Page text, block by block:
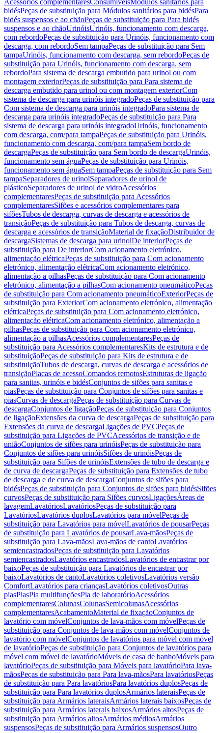
Acessórios complementaresConsumíveisMódulos sanitários para
bidésPeças de substituição para Módulos sanitários para bidésPara
bidés suspensos e ao chãoPeças de substituição para Para bidés
suspensos e ao chãoUrinóisUrinóis, funcionamento com descarga,
com rebordoPeças de substituição para Urinóis, funcionamento com
descarga, com rebordoSem tampaPeças de substituição para Sem
tampaUrinóis, funcionamento com descarga, sem rebordoPeças de
substituição para Urinóis, funcionamento com descarga, sem
rebordoPara sistema de descarga embutido para urinol ou com
montagem exteriorPeças de substituição para Para sistema de
descarga embutido para urinol ou com montagem exteriorCom
sistema de descarga para urinóis integradoPeças de substituição para
Com sistema de descarga para urinóis integradoPara sistema de
descarga para urinóis integradoPeças de substituição para Para
sistema de descarga para urinóis integradoUrinóis, funcionamento
com descarga, com/para tampaPeças de substituição para Urinóis,
funcionamento com descarga, com/para tampaSem bordo de
descargaPeças de substituição para Sem bordo de descargaUrinóis,
funcionamento sem águaPeças de substituição para Urinóis,
funcionamento sem águaSem tampaPeças de substituição para Sem
tampaSeparadores de urinolSeparadores de urinol de
plásticoSeparadores de urinol de vidroAcessórios
complementaresPeças de substituição para Acessórios
complementaresSifões e acessórios complementares para
sifõesTubos de descarga, curvas de descarga e acessórios de
transiçãoPeças de substituição para Tubos de descarga, curvas de
descarga e acessórios de transiçãoMaterial de fixaçãoDistribuidor de
descargaSistemas de descarga para urinolDe interiorPeças de
substituição para De interiorCom acionamento eletrónico,
alimentação elétricaPeças de substituição para Com acionamento
eletrónico, alimentação elétricaCom acionamento eletrónico,
alimentação a pilhasPeças de substituição para Com acionamento
eletrónico, alimentação a pilhasCom acionamento pneumáticoPeças
de substituição para Com acionamento pneumáticoExteriorPeças de
substituição para ExteriorCom acionamento eletrónico, alimentação
elétricaPeças de substituição para Com acionamento eletrónico,
alimentação elétricaCom acionamento eletrónico, alimentação a
pilhasPeças de substituição para Com acionamento eletrónico,
alimentação a pilhasAcessórios complementaresPeças de
substituição para Acessórios complementaresKits de estrutura e de
substituiçãoPeças de substituição para Kits de estrutura e de
substituiçãoTubos de descarga, curvas de descarga e acessórios de
transiçãoPlacas de acessoComandos remotosEstruturas de ligação
para sanitas, urinóis e bidésConjuntos de sifões para sanitas e
piasPeças de substituição para Conjuntos de sifões para sanitas e
piasCurvas de descargaPeças de substituição para Curvas de
descargaConjuntos de ligaçãoPeças de substituição para Conjuntos
de ligaçãoExtensões da curva de descargaPeças de substituição para
Extensões da curva de descargaLigações de PVCPeças de
substituição para Ligações de PVCAcessórios de transição e de
uniãoConjuntos de sifões para urinóisPeças de substituição para
Conjuntos de sifões para urinóisSifões de urinóisPeças de
substituição para Sifões de urinóisExtensões de tubo de descarga e
de curva de descargaPeças de substituição para Extensões de tubo
de descarga e de curva de descargaConjuntos de sifões para
bidésPeças de substituição para Conjuntos de sifões para bidésSifões
curvosPeças de substituição para Sifões curvosLigaçõesÁreas de
lavagemLavatóriosLavatóriosPeças de substituição para
LavatóriosLavatórios duplosLavatórios para móvelPeças de
substituição para Lavatórios para móvelLavatórios de pousarPeças
de substituição para Lavatórios de pousarLava-mãosPeças de
substituição para Lava-mãosLava-mãos de cantoLavatórios
semiencastradosPeças de substituição para Lavatórios
semiencastradosLavatórios encastradosLavatórios de encastrar por
baixoPeças de substituição para Lavatórios de encastrar por
baixoLavatórios de cantoLavatórios coletivosLavatórios versão
ComfortLavatórios para criançasLavatórios coletivosOutras
piasPiasPia multifunçõesPia de laboratórioAcessórios
complementaresColunasColunasSemicolunasAcessórios
complementaresAcabamentoMaterial de fixaçãoConjuntos de
lavatório com móvelConjuntos de lava-mãos com móvelPeças de
substituição para Conjuntos de lava-mãos com móvelConjuntos de
lavatório com móvelConjuntos de lavatórios para móvel com móvel
de lavatórioPeças de substituição para Conjuntos de lavatórios para
móvel com móvel de lavatórioMóveis de casa de banhoMóveis para
lavatórioPeças de substituição para Móveis para lavatórioPara lava-
mãosPeças de substituição para Para lava-mãosPara lavatóriosPeças
de substituição para Para lavatóriosPara lavatórios duplosPeças de
substituição para Para lavatórios duplosArmários lateraisPeças de
substituição para Armários lateraisArmários laterais baixosPeças de
substituição para Armários laterais baixosArmários altosPeças de
substituição para Armários altosArmários médiosArmários
suspensosPeças de substituição para Armários suspensosOutro